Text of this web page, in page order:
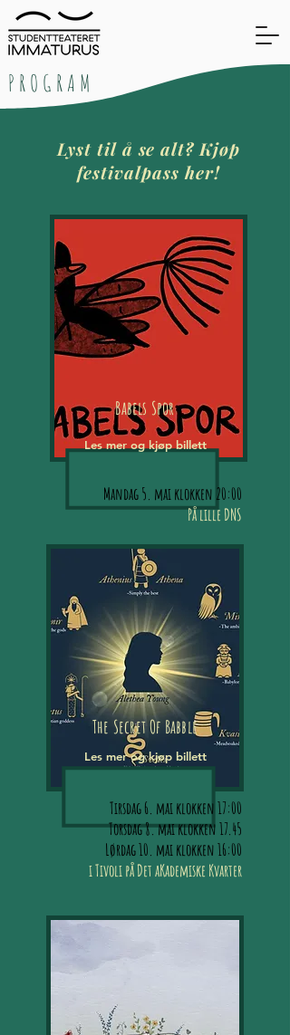
PROGRAM
Lyst til å se alt? Kjøp
festivalpass her!
Babels Spor
Mandag 5. mai klokken 20:00
På lille DNS
Les mer og kjøp billett
The Secret Of Babble
Les mer og kjøp billett
Tirsdag 6. mai klokken 17:00
Torsdag 8. mai klokken 17.45
Lørdag 10. mai klokken 16:00
i Tivoli på Det aKademiske Kvarter